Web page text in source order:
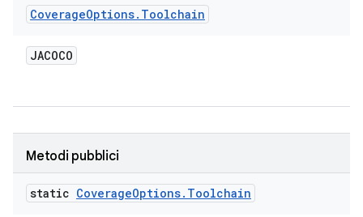
CoverageOptions. Toolchain
JACOCO
Metodi pubblici
static CoverageOptions. Toolchain